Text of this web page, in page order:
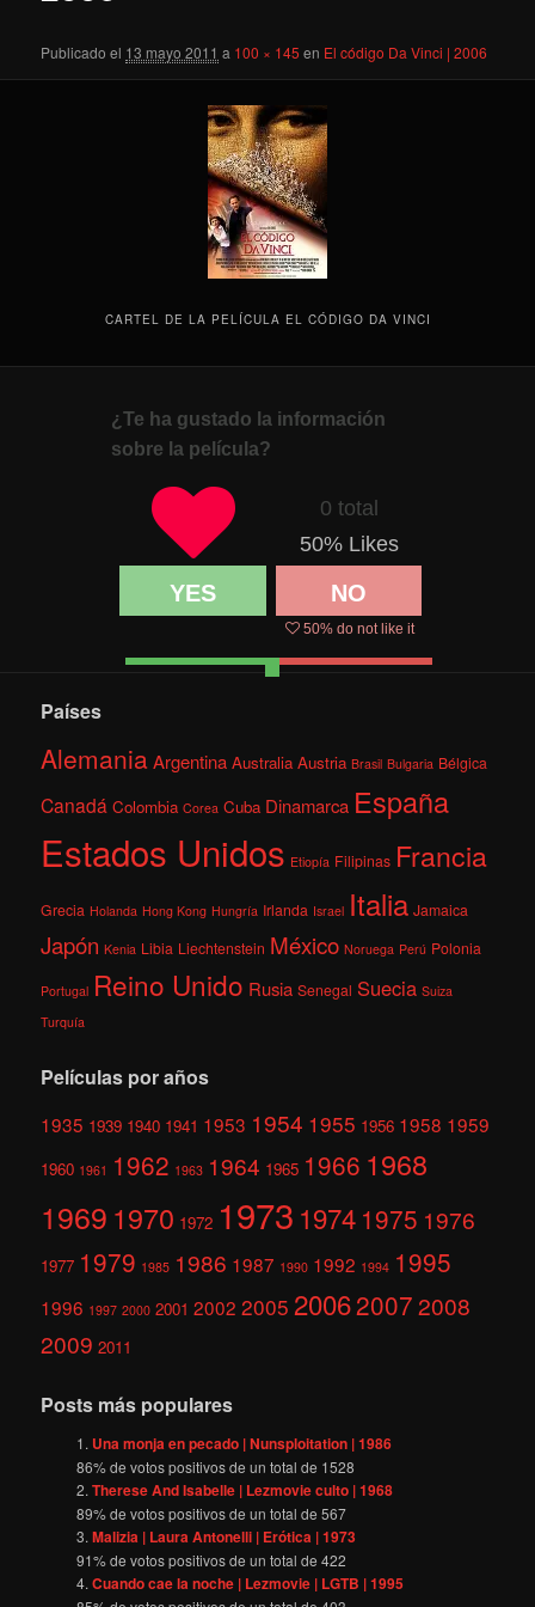
Publicado el 13 mayo 2011 a 100 × 145 en El código Da Vinci | 2006
CARTEL DE LA PELÍCULA EL CÓDIGO DA VINCI
¿Te ha gustado la información
sobre la película?
0 total
50% Likes
YES NO
50% do not like it
Países
AlemaniaArgentina Australia Austria Brasil Bulgaria Bélgica
Canadá Colombia Corea Cuba Dinamarca España
Estados Unidos Etiopía Filipinas Francia
Grecia Holanda Hong Kong Hungría Irlanda Israel Italia Jamaica
Japón Kenia Libia Liechtenstein México Noruega Perú Polonia
Portugal Reino Unido Rusia Senegal Suecia Suiza
Turquía
Películas por años
1935 1939 1940 1941 1953 1954 1955 1956 1958 1959
1960 1961 1962 1963 1964 1965 1966 1968
1969 1970 1972 1973 1974 1975 1976
1977 1979 1985 1986 1987 1990 1992 1994 1995
1996 1997 2000 2001 2002 2005 200620072008
2009 2011
Posts más populares
Una monja en pecado | Nunsploitation | 1986
86% de votos positivos de un total de 1528
Therese And Isabelle | Lezmovie culto | 1968
89% de votos positivos de un total de567
Malizia | Laura Antonelli | Erótica | 1973
91% de votos positivos de un total de422
Cuando cae la noche | Lezmovie | LGTB | 1995